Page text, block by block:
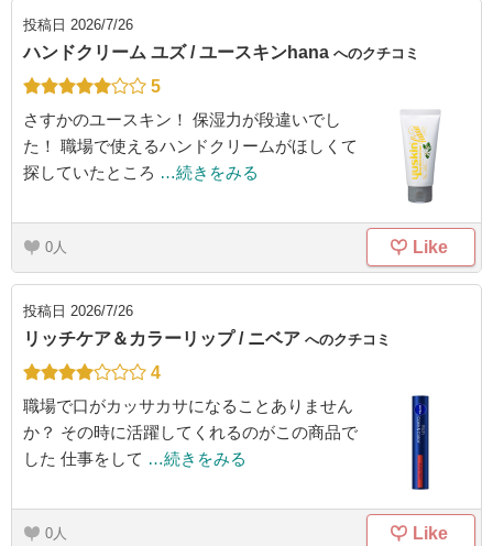
投稿日 2026/7/26
ハンドクリーム ユズ / ユースキンhana へのクチコミ
5
さすかのユースキン！ 保湿力が段違いでし
た！ 職場で使えるハンドクリームがほしくて
探していたところ …続きをみる
0 Like
投稿日 2026/7/26
リッチケア＆カラーリップ / ニベア へのクチコミ
4
職場で口がカッサカサになることありません
か？ その時に活躍してくれるのがこの商品で
した 仕事をして …続きをみる
0 Like